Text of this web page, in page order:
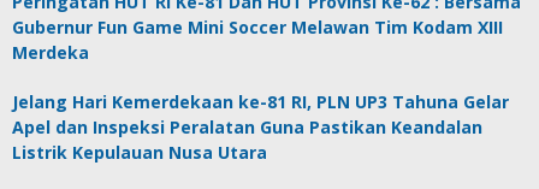
Gubernur Fun Game Mini Soccer Melawan Tim Kodam XIII
Merdeka
Jelang Hari Kemerdekaan ke-81 RI, PLN UP3 Tahuna Gelar
Apel dan Inspeksi Peralatan Guna Pastikan Keandalan
Listrik Kepulauan Nusa Utara